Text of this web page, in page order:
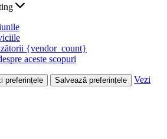
{vendor_count}
aceste scopuri
preferințele Salvează preferințele
Vezi